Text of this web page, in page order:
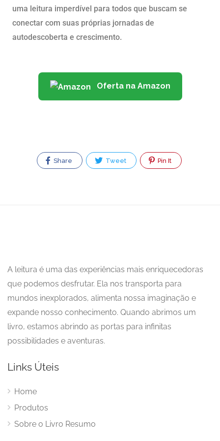
uma leitura imperdível para todos que buscam se
conectar com suas próprias jornadas de
autodescoberta e crescimento.
Oferta na Amazon
Share Tweet Pin It
A leitura é uma das experiências mais enriquecedoras
que podemos desfrutar. Ela nos transporta para
mundos inexplorados, alimenta nossa imaginação e
expande nosso conhecimento. Quando abrimos um
livro, estamos abrindo as portas para infinitas
possibilidades e aventuras.
Links Úteis
Home
Produtos
Sobre o Livro Resumo